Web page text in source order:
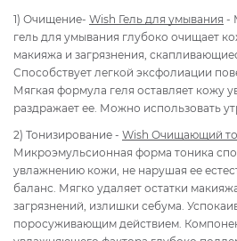
1) Очищение- Wish Гель для умывания -
гель для умывания глубоко очищает
макияжа и загрязнения,
Способствует легкой эксфолиации
Мягкая формула геля оставляет кожу
раздражает ее. Можно использовать
2) Тонизирование - Wish Очищающий
Микроэмульсионная форма тоника
увлажнению кожи, не нарушая ее
баланс. Мягко удаляет остатки
загрязнений, излишки себума.
поросуживающим действием.